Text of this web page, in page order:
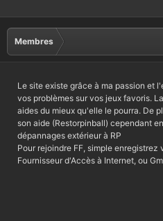
Membres
Le site existe grâce à ma passion et
vos problèmes sur vos jeux favoris.
aides du mieux qu'elle le pourra. De
son aide (Restorpinball) cependant
dépannages extérieur à RP
Pour rejoindre FF, simple
Fournisseur d'Accès à Internet, ou